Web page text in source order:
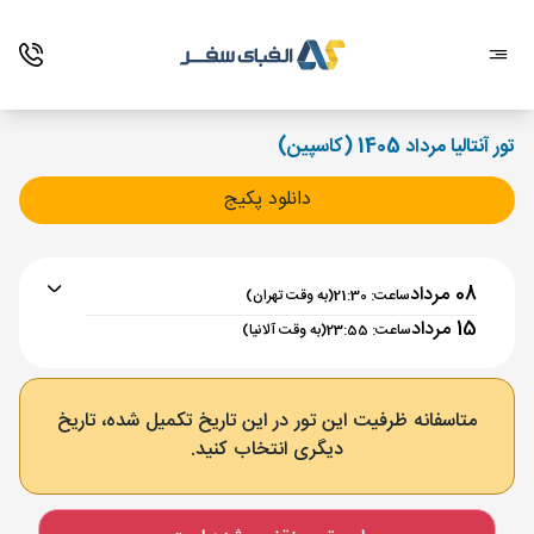
تور آنتالیا مرداد 1405 (کاسپین)
دانلود پکیج
08 مرداد ساعت: 21:30 (به وقت تهران)
15 مرداد ساعت: 23:55 (به وقت آلانیا)
برنامه رفت :
فرودگاه بین‌المللی امام خمینی IKA
آلانیا , فرودگاه قاضی پاشا GZP
متاسفانه ظرفیت این تور در این تاریخ تکمیل شده، تاریخ
دیگری انتخاب کنید.